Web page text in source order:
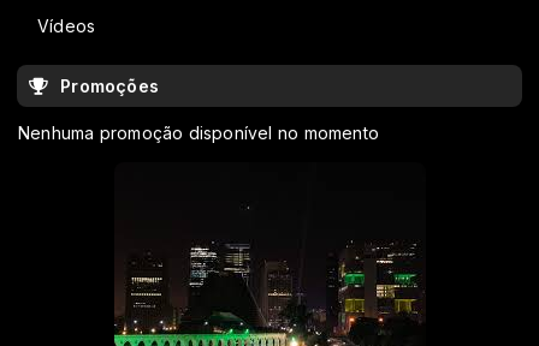
Vídeos
Promoções
Nenhuma promoção disponível no momento